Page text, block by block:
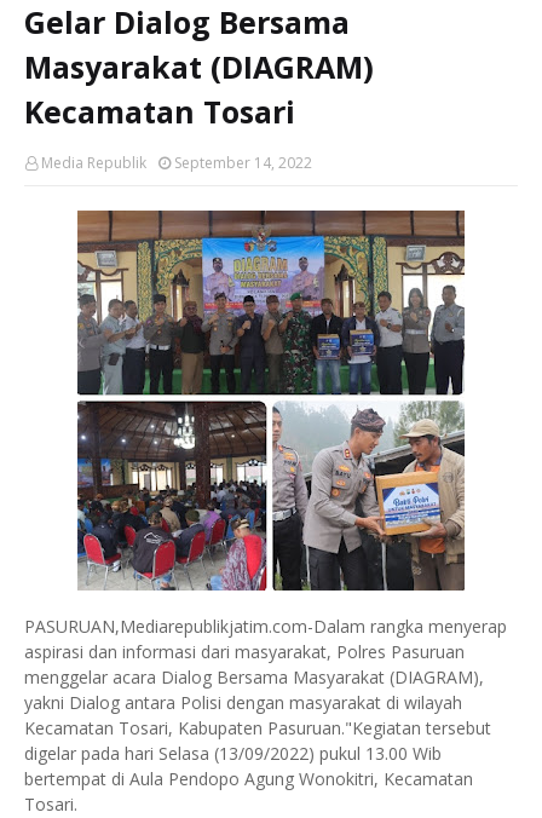
Gelar Dialog Bersama
Masyarakat (DIAGRAM)
Kecamatan Tosari
Media Republik September 14, 2022
PASURUAN,Mediarepublikjatim.com-Dalam rangka menyerap
aspirasi dan informasi dari masyarakat, Polres Pasuruan
menggelar acara Dialog Bersama Masyarakat (DIAGRAM),
yakni Dialog antara Polisi dengan masyarakat di wilayah
Kecamatan Tosari, Kabupaten Pasuruan."Kegiatan tersebut
digelar pada hari Selasa (13/09/2022) pukul 13.00 Wib
bertempat di Aula Pendopo Agung Wonokitri, Kecamatan
Tosari.